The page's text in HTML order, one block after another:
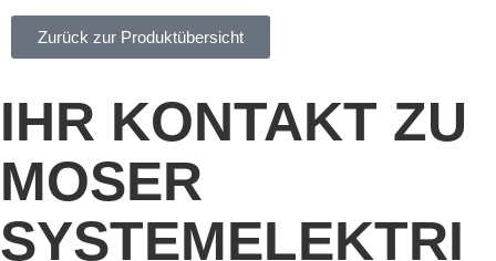
Zurück zur Produktübersicht
IHR KONTAKT ZU
MOSER
SYSTEMELEKTRI